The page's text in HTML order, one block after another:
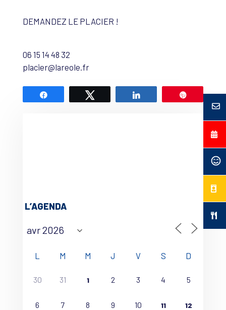
DEMANDEZ LE PLACIER !
06 15 14 48 32
placier@lareole.fr
Épingle
L’AGENDA
L M M J V S D
30 31 1 2 3 4 5
6 7 8 9 10 11 12